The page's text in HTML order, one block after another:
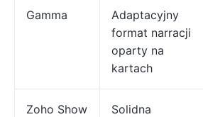
Gamma
Adaptacyjny
format narracji
oparty na
kartach
Zoho Show
Solidna